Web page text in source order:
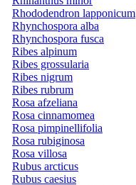
Rhododendron lapponicum
Rhynchospora alba
Rhynchospora fusca
Ribes alpinum
Ribes grossularia
Ribes nigrum
Ribes rubrum
Rosa afzeliana
Rosa cinnamomea
Rosa pimpinellifolia
Rosa rubiginosa
Rosa villosa
Rubus arcticus
Rubus caesius